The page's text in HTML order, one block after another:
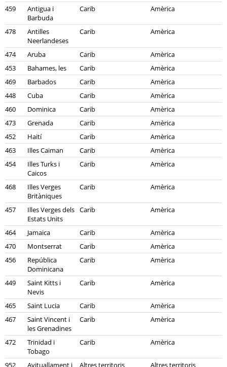
459
Antigua i
Barbuda
Carib Amèrica
478
Antilles
Neerlandeses
Carib Amèrica
474 Aruba Carib
Amèrica
453
Bahames, les Carib
Amèrica
469
Barbados Carib
Amèrica
448
Cuba Carib
Amèrica
460
Dominica Carib
Amèrica
473
Grenada Carib
Amèrica
452
Haití Carib
Amèrica
463
Illes Caiman Carib
Amèrica
454
Illes Turks i
Caicos
Carib Amèrica
468
Illes Verges
Britàniques
Carib Amèrica
457
Illes Verges dels
Estats Units
Carib Amèrica
464 Jamaica Carib
Amèrica
470
Montserrat Carib
Amèrica
456
República
Dominicana
Carib Amèrica
449
Saint Kitts i
Nevis
Carib Amèrica
465 Saint Lucia Carib
Amèrica
467
Saint Vincent i
les Grenadines
Carib Amèrica
472
Trinidad i
Tobago
Carib Amèrica
952 Avituallament i Altres territoris Altres territoris